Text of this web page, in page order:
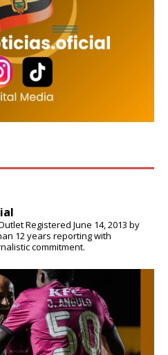
Registered June 14, 2013 by
12 years reporting with
commitment.